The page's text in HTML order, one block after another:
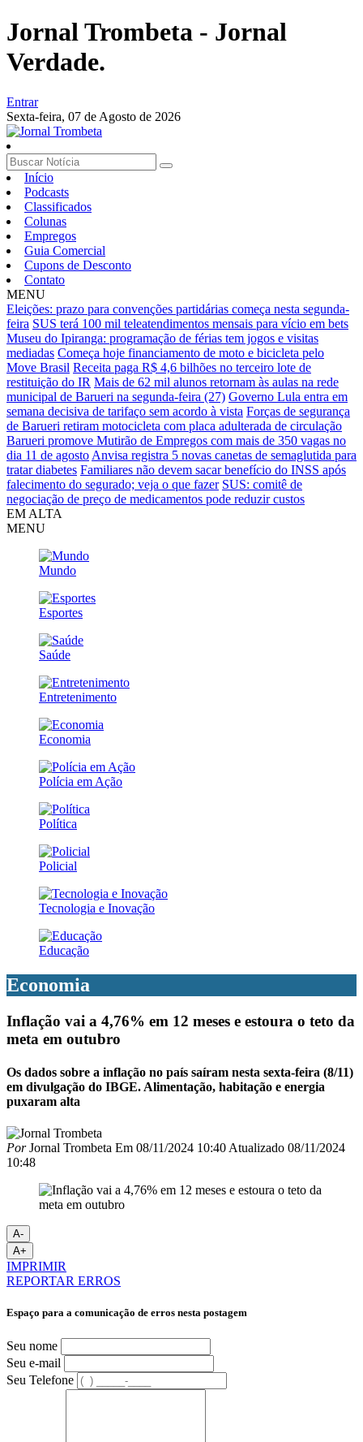
Jornal Trombeta - Jornal
Verdade.
Entrar
Sexta-feira, 07 de Agosto de 2026
Início
Podcasts
Classificados
Colunas
Empregos
Guia Comercial
Cupons de Desconto
Contato
MENU
Eleições: prazo para convenções partidárias começa nesta segunda-
feira SUS terá 100 mil teleatendimentos mensais para vício em bets
Museu do Ipiranga: programação de férias tem jogos e visitas
mediadas Começa hoje financiamento de moto e bicicleta pelo
Move Brasil Receita paga R$ 4,6 bilhões no terceiro lote de
restituição do IR Mais de 62 mil alunos retornam às aulas na rede
municipal de Barueri na segunda-feira (27) Governo Lula entra em
semana decisiva de tarifaço sem acordo à vista Forças de segurança
de Barueri retiram motocicleta com placa adulterada de circulação
Barueri promove Mutirão de Empregos com mais de 350 vagas no
dia 11 de agosto Anvisa registra 5 novas canetas de semaglutida para
tratar diabetes Familiares não devem sacar benefício do INSS após
falecimento do segurado; veja o que fazer SUS: comitê de
negociação de preço de medicamentos pode reduzir custos
EM ALTA
MENU
Mundo
Esportes
Saúde
Entretenimento
Economia
Polícia em Ação
Política
Policial
Tecnologia e Inovação
Educação
Economia
Inflação vai a 4,76% em 12 meses e estoura o teto da
meta em outubro
Os dados sobre a inflação no país saíram nesta sexta-feira (8/11)
em divulgação do IBGE. Alimentação, habitação e energia
puxaram alta
PorJornal Trombeta Em 08/11/2024 10:40 Atualizado 08/11/2024
10:48
A-
A+
IMPRIMIR
REPORTAR ERROS
Espaço para a comunicação de erros nesta postagem
Seu nome
Seu e-mail
Seu Telefone